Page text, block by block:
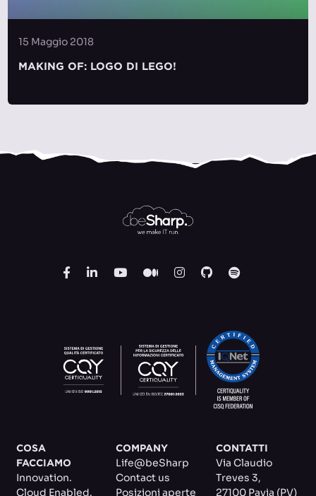
15 Maggio 2018
MAKING OF: LOGO DI LEGO!
COSA
FACCIAMO
Innovation.
Cloud Enabled.
COMPANY
Life@beSharp
Contact us
Posizioni aperte
CONTATTI
Via Claudio
Treves 3,
27100 Pavia (PV)